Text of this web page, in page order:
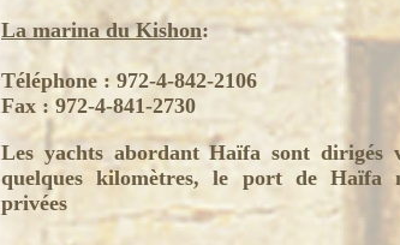
La marina du Kishon:
Téléphone : 972-4-842-2106
Fax : 972-4-841-2730
Les yachts abordant Haïfa sont
quelques kilomètres, le port de Haïfa
privées